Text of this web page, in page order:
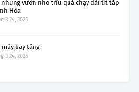
những vườn nho trĩu quả chạy dài tít tắp
Hòa
3 24, 2026
máy bay tăng
3 24, 2026